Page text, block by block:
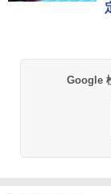
Google